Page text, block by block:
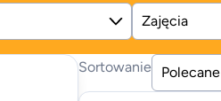
Zajęcia
Sortowanie Polecane